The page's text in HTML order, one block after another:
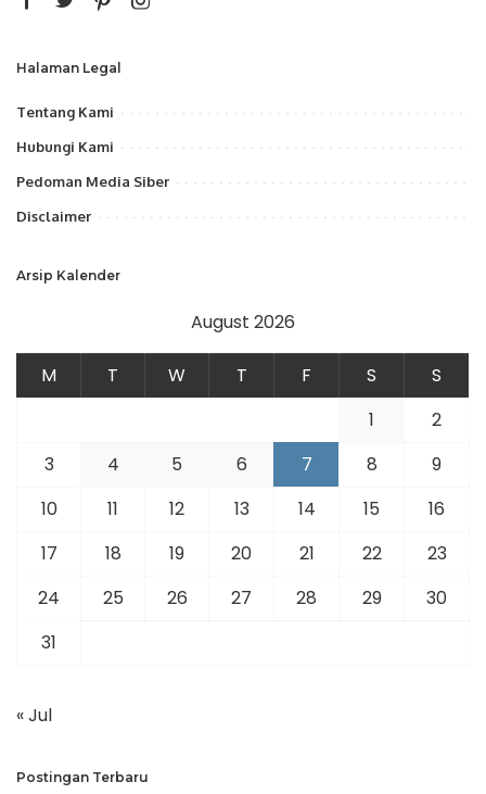
Halaman Legal
Tentang Kami
Hubungi Kami
Pedoman Media Siber
Disclaimer
Arsip Kalender
August 2026
M T W T F S
S
1
2
3
4 5 6 7 8
9
10
11 12 13 14 15
16
17
18 19 20 21 22
23
24
25 26 27 28 29
30
31
« Jul
Postingan Terbaru